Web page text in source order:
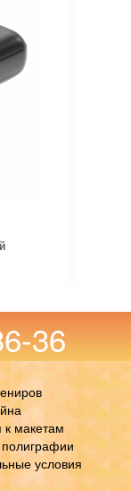
36
к макетам
полиграфии
условия